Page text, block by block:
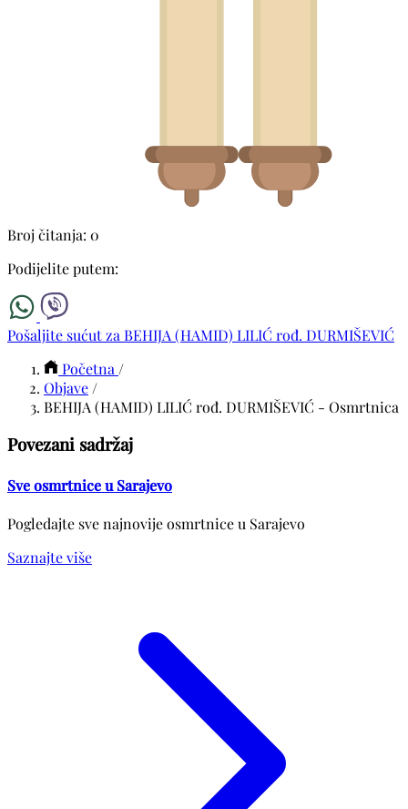
Broj čitanja: 0
Podijelite putem:
Pošaljite sućut za BEHIJA (HAMID) LILIĆ rođ. DURMIŠEVIĆ
Početna /
Objave /
BEHIJA (HAMID) LILIĆ rođ. DURMIŠEVIĆ - Osmrtnica
Povezani sadržaj
Sve osmrtnice u Sarajevo
Pogledajte sve najnovije osmrtnice u Sarajevo
Saznajte više